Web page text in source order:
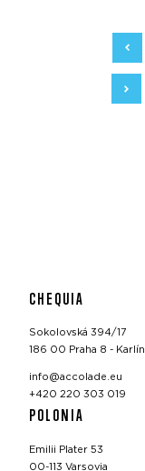
CHEQUIA
Sokolovská 394/17
186 00 Praha 8 - Karlín
info@accolade.eu
+420 220 303 019
POLONIA
Emilii Plater 53
00-113 Varsovia